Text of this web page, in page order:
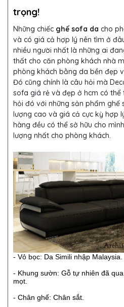
trọng!
Những chiếc ghế sofa da cho
và có giá cả hợp lý nên tìm ở
nhiều người nhất là những ai
thất cho căn phòng khách nhà
phòng khách bằng da bền đẹp
Đó cũng chính là câu hỏi mà
sofa giá rẻ và đẹp ở hcm có thể
hỏi đó với những sản phẩm
lượng cao và giá cả cực kỳ hợp
hàng đều có thể sở hữu cho
lượng nhất cho phòng khách.
- Vỏ bọc: Da Simili nhập Malaysia.
- Khung sườn: Gỗ tự nhiên đã
mọt.
- Chân ghế: Chân sắt.